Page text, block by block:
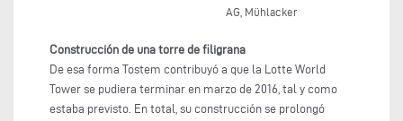
AG, Mühlacker
Construcción de una torre de filigrana
De esa forma Tostem contribuyó a que la Lotte World
Tower se pudiera terminar en marzo de 2016, tal y como
estaba previsto. En total, su construcción se prolongó